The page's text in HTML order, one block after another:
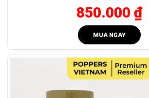
Thành phần của Jungle Platinum được NSX
Ai sẽ thấy Popper Jungle Platinum
850.000 ₫
MUA NGAY